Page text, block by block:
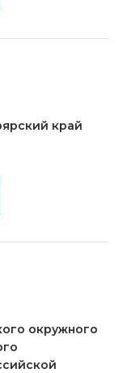
край
окружного